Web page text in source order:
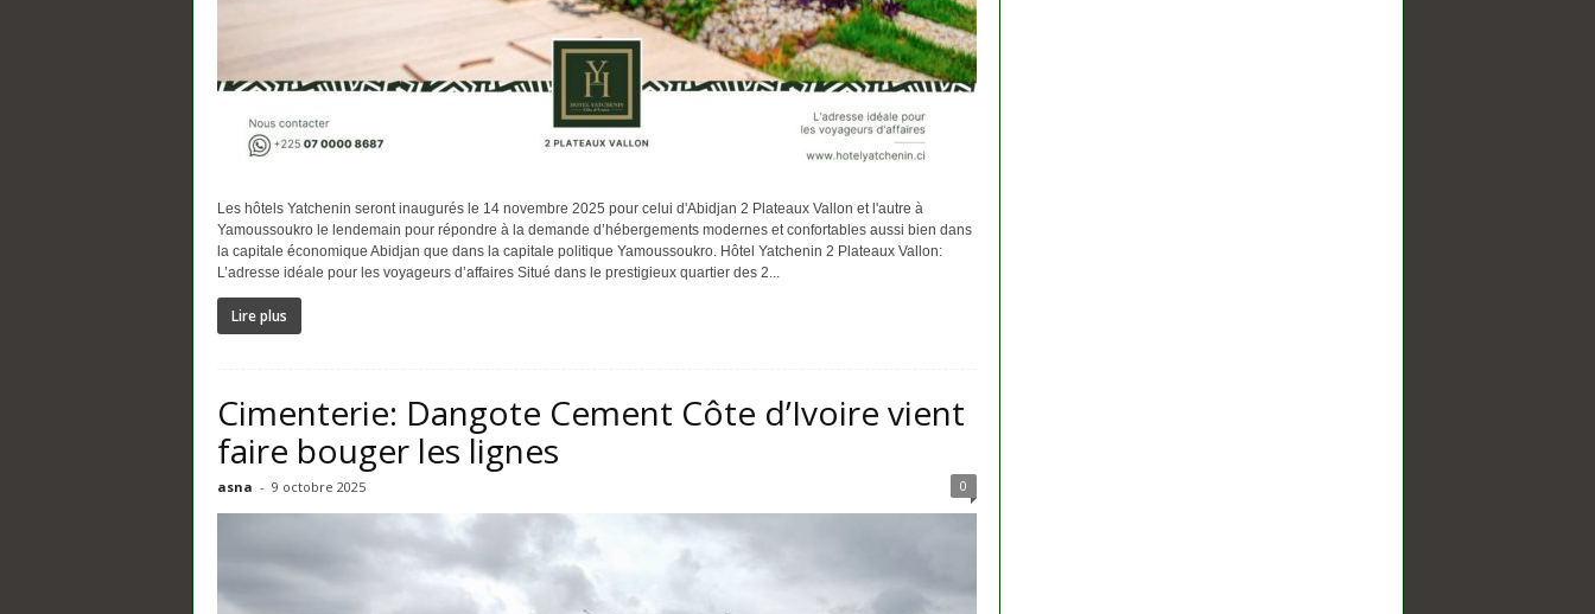
Les hôtels Yatchenin seront inaugurés le 14 novembre 2025 pour celui d'Abidjan 2 Plateaux Vallon et l'autre à
Yamoussoukro le lendemain pour répondre à la demande d’hébergements modernes et confortables aussi bien dans
la capitale économique Abidjan que dans la capitale politique Yamoussoukro. Hôtel Yatchenin 2 Plateaux Vallon:
L’adresse idéale pour les voyageurs d’affaires Situé dans le prestigieux quartier des 2...
Lire plus
Cimenterie: Dangote Cement Côte d’Ivoire vient
faire bouger les lignes
asna - 9 octobre 2025 0